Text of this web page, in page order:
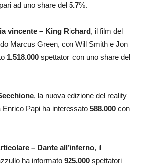
ad uno share del 5.7%.
vincente – King Richard, il film del
Marcus Green, con Will Smith e Jon
1.518.000 spettatori con uno share del
, la nuova edizione del reality
Papi ha interessato 588.000 con
– Dante all’inferno, il
ha informato 925.000 spettatori